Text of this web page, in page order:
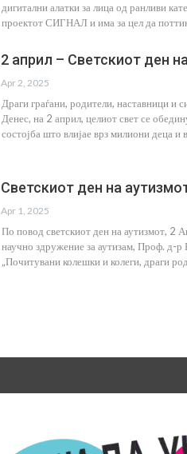
дигитални алатки за лица од ранливи
проектот СИГНАЛ и има за цел да
2 април – Светскиот ден
Apr 2, 2025
Драги граѓани, родители, наставници и
Денес, на 2 април, целиот свет се
состојба што влијае врз милиони деца
Светскиот ден на
Apr 1, 2025
По повод светскиот ден на аутизмот, 2
научно здружение за аутизам, Проф. д-
„Почитувани колешки и колеги, драги